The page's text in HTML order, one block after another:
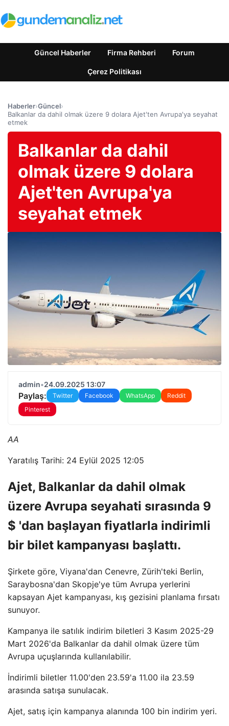
Güncel Haberler Firma Rehberi Forum
Çerez Politikası
Haberler›Güncel›
Balkanlar da dahil olmak üzere 9 dolara Ajet'ten Avrupa'ya seyahat
etmek
Balkanlar da dahil
olmak üzere 9 dolara
Ajet'ten Avrupa'ya
seyahat etmek
admin•24.09.2025 13:07
Paylaş: Twitter Facebook WhatsApp
Reddit
Pinterest
AA
Yaratılış Tarihi: 24 Eylül 2025 12:05
Ajet, Balkanlar da dahil olmak
üzere Avrupa seyahati sırasında 9
$ 'dan başlayan fiyatlarla indirimli
bir bilet kampanyası başlattı.
Şirkete göre, Viyana'dan Cenevre, Zürih'teki Berlin,
Saraybosna'dan Skopje'ye tüm Avrupa yerlerini
kapsayan Ajet kampanyası, kış gezisini planlama fırsatı
sunuyor.
Kampanya ile satılık indirim biletleri 3 Kasım 2025-29
Mart 2026'da Balkanlar da dahil olmak üzere tüm
Avrupa uçuşlarında kullanılabilir.
İndirimli biletler 11.00'den 23.59'a 11.00 ila 23.59
arasında satışa sunulacak.
Ajet, satış için kampanya alanında 100 bin indirim yeri.